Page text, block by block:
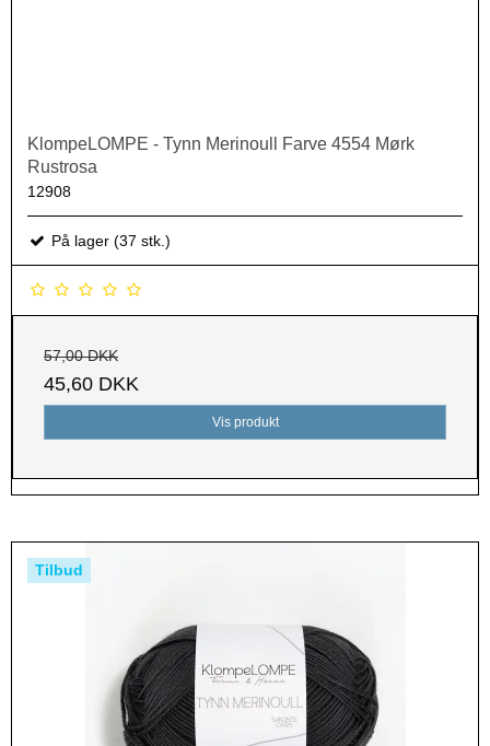
KlompeLOMPE - Tynn Merinoull Farve 4554 Mørk
Rustrosa
12908
På lager (37 stk.)
57,00 DKK
45,60 DKK
Vis produkt
Tilbud